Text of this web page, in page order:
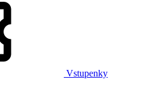
Vstupenky